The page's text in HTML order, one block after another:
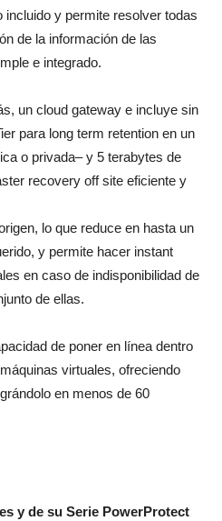
incluido y permite resolver todas
de la información de las
e integrado.
un cloud gateway e incluye sin
para long term retention en un
o privada– y 5 terabytes de
recovery off site eficiente y
lo que reduce en hasta un
y permite hacer instant
en caso de indisponibilidad de
de ellas.
de poner en línea dentro
virtuales, ofreciendo
en menos de 60
y de su Serie PowerProtect